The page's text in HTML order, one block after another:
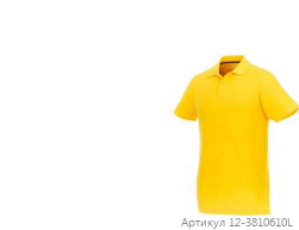
Артикул 12-3810610L